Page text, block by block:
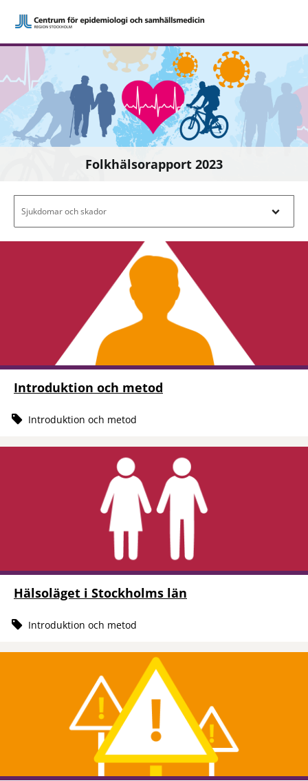
Folkhälsorapport 2023
Sjukdomar och skador
Introduktion och metod
Introduktion och metod
Hälsoläget i Stockholms län
Introduktion och metod